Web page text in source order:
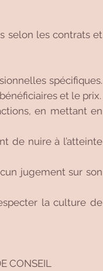
selon les contrats et
spécifiques.
et le prix.
en mettant en
de nuire à l’atteinte
jugement sur son
la culture de
CONSEIL